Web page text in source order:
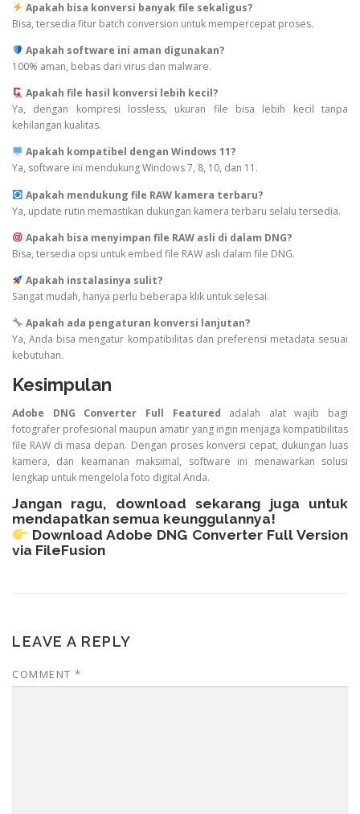
Apakah bisa konversi banyak file sekaligus?
Bisa, tersedia fitur batch conversion untuk mempercepat proses.
Apakah software ini aman digunakan?
100% aman, bebas dari virus dan malware.
Apakah file hasil konversi lebih kecil?
Ya, dengan kompresi lossless, ukuran file bisa lebih kecil tanpa
kehilangan kualitas.
Apakah kompatibel dengan Windows 11?
Ya, software ini mendukung Windows 7, 8, 10, dan 11.
Apakah mendukung file RAW kamera terbaru?
Ya, update rutin memastikan dukungan kamera terbaru selalu tersedia.
Apakah bisa menyimpan file RAW asli di dalam DNG?
Bisa, tersedia opsi untuk embed file RAW asli dalam file DNG.
Apakah instalasinya sulit?
Sangat mudah, hanya perlu beberapa klik untuk selesai.
Apakah ada pengaturan konversi lanjutan?
Ya, Anda bisa mengatur kompatibilitas dan preferensi metadata sesuai
kebutuhan.
Kesimpulan
Adobe DNG Converter Full Featured adalah alat wajib bagi
fotografer profesional maupun amatir yang ingin menjaga kompatibilitas
file RAW di masa depan. Dengan proses konversi cepat, dukungan luas
kamera, dan keamanan maksimal, software ini menawarkan solusi
lengkap untuk mengelola foto digital Anda.
Jangan ragu, download sekarang juga untuk
mendapatkan semua keunggulannya!
Download Adobe DNG Converter Full Version
via FileFusion
LEAVE A REPLY
COMMENT *